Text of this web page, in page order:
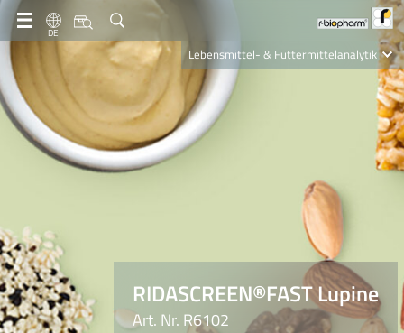
DE
Lebensmittel- & Futtermittelanalytik
Clinical Diagnostics
R-Biopharm AG
Nutrition Care
RIDASCREEN®FAST Lupine
Art. Nr. R6102